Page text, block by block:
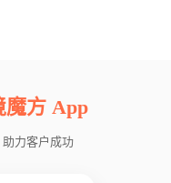
魔方 App
力客户成功